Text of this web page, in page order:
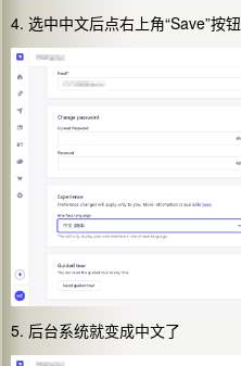
4. 选中中文后点右上角“Save”按钮
5. 后台系统就变成中文了